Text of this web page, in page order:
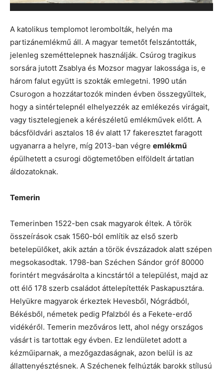
A katolikus templomot lerombolták, helyén ma
partizánemlékmű áll. A magyar temetőt felszántották,
jelenleg szeméttelepnek használják. Csúrog tragikus
sorsára jutott Zsablya és Mozsor magyar lakossága is, e
három falut együtt is szokták emlegetni. 1990 után
Csurogon a hozzátartozók minden évben összegyűltek,
hogy a sintértelepnél elhelyezzék az emlékezés virágait,
vagy tisztelegjenek a kérészéletű emlékművek előtt. A
bácsföldvári asztalos 18 év alatt 17 fakeresztet faragott
ugyanarra a helyre, míg 2013-ban végre emlékmű
épülhetett a csurogi dögtemetőben elföldelt ártatlan
áldozatoknak.
Temerin
Temerinben 1522-ben csak magyarok éltek. A török
összeírások csak 1560-ból említik az első szerb
betelepülőket, akik aztán a török évszázadok alatt szépen
megsokasodtak. 1798-ban Széchen Sándor gróf 80000
forintért megvásárolta a kincstártól a települést, majd az
ott élő 178 szerb családot áttelepítették Paskapusztára.
Helyükre magyarok érkeztek Hevesből, Nógrádból,
Békésből, németek pedig Pfalzból és a Fekete-erdő
vidékéről. Temerin mezőváros lett, ahol négy országos
vásárt is tartottak egy évben. Ez lendületet adott a
kézműiparnak, a mezőgazdaságnak, azon belül is az
állattenyésztésnek. A Széchenek felhúzták barokk stílusú